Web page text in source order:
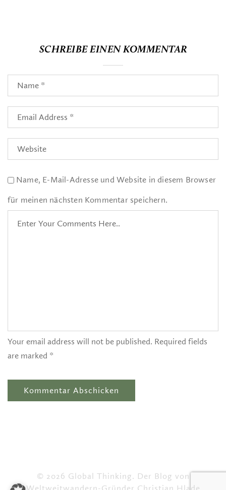
SCHREIBE EINEN KOMMENTAR
Name, E-Mail-Adresse und Website in diesem Browser
für meinen nächsten Kommentar speichern.
Your email address will not be published. Required fields
are marked *
© 2026 Global Thinking. Der Blog von
Weltweitwandern-Gründer Christian Hlade